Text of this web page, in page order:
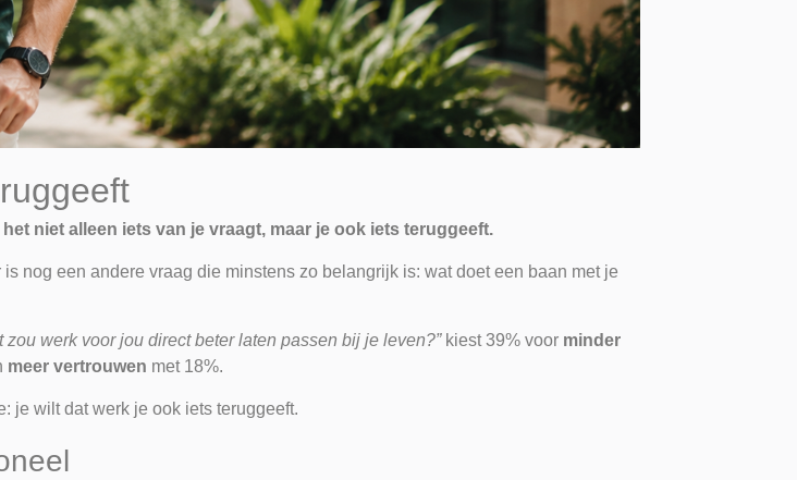
niet alleen iets van je vraagt, maar je ook iets teruggeeft.
nog een andere vraag die minstens zo belangrijk is: wat doet een baan met je
zou werk voor jou direct beter laten passen bij je leven?”kiest 39% voor minder
meer vertrouwen met 18%.
je wilt dat werk je ook iets teruggeeft.